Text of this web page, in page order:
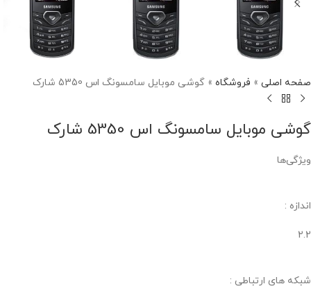
صفحه اصلی » فروشگاه » گوشی موبایل سامسونگ اس 5350 شارک
گوشی موبایل سامسونگ اس 5350 شارک
ویژگی‌ها
اندازه :
2.2
شبکه های ارتباطی :